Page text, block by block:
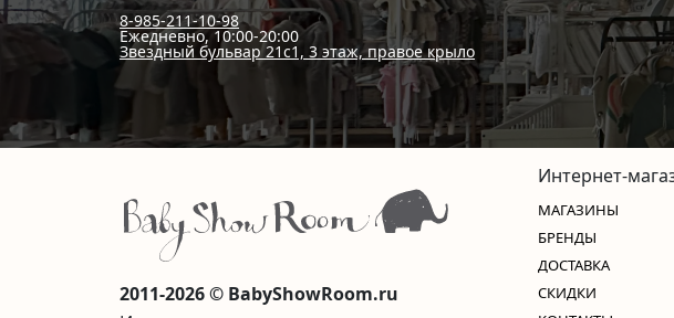
8-985-211-10-98
Ежедневно, 10:00-20:00
Звездный бульвар 21с1, 3 этаж, правое крыло
2011-2026 © BabyShowRoom.ru
Интернет-
МАГАЗИНЫ
БРЕНДЫ
ДОСТАВКА
СКИДКИ